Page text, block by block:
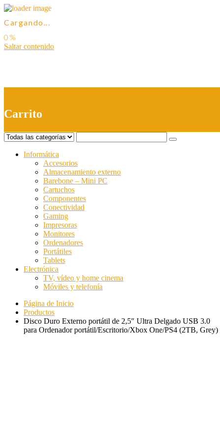
Cargando...
Saltar contenido
Carrito
Informática
Accesorios
Almacenamiento externo
Barebone – Mini PC
Cartuchos
Componentes
Conectividad
Gaming
Impresoras
Monitores
Ordenadores
Portátiles
Tablets
Electrónica
TV, vídeo y home cinema
Móviles y telefonía
Página de Inicio
Productos
Disco Duro Externo portátil de 2,5″ Ultra Delgado USB 3.0
para Ordenador portátil/Escritorio/Xbox One/PS4 (2TB, Grey)